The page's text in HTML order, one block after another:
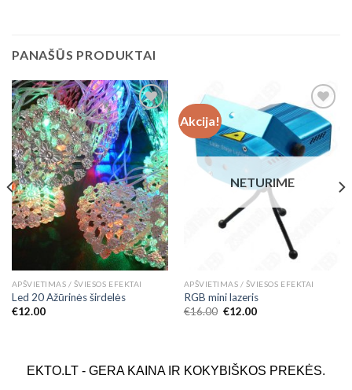
PANAŠŪS PRODUKTAI
Add to
Wishlist
APŠVIETIMAS / ŠVIESOS EFEKTAI
Led 20 Ažūrinės širdelės
€12.00
Akcija!
Add to
Wishlist
NETURIME
APŠVIETIMAS / ŠVIESOS EFEKTAI
RGB mini lazeris
€16.00 €12.00
EKTO.LT - GERA KAINA IR KOKYBIŠKOS PREKĖS.